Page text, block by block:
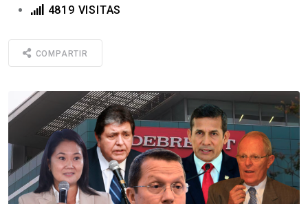
4819 VISITAS
COMPARTIR